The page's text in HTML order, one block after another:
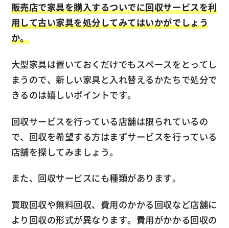
販売店で家具を購入するついでに回収サービスを利
用して古い家具を処分してみてはいかがでしょう
か。
大型家具は置いておくだけでもスペースをとってし
まうので、新しい家具と入れ替えるかたちで処分で
きるのは嬉しいポイントです。
回収サービスを行っている店舗は限られているの
で、回収を希望する方はまずサービスを行っている
店舗を探してみましょう。
また、回収サービスにも種類があります。
買取回収や無料回収、費用のかかる回収など店舗に
より回収の形式が異なります。費用がかかる回収の